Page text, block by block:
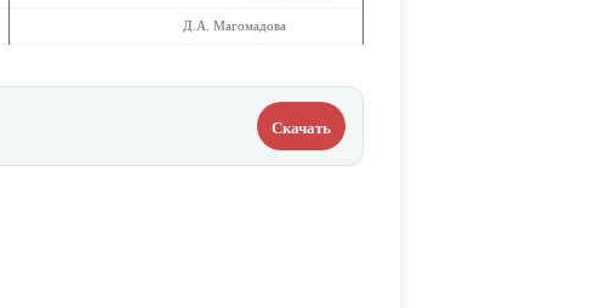
Д.А. Магомадова
Скачать